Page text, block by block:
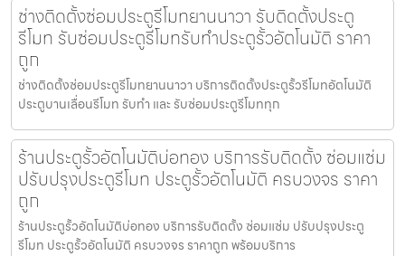
ช่างติดตั้งซ่อมประตูรีโมทยานนาวา รับติดตั้งประตู
รีโมท รับซ่อมประตูรีโมทรับทำประตูรั้วอัตโนมัติ ราคา
ถูก
ช่างติดตั้งซ่อมประตูรีโมทยานนาวา บริการติดตั้งประตูรั้วรีโมทอัตโนมัติ
ประตูบานเลื่อนรีโมท รับทำ และ รับซ่อมประตูรีโมททุก
ร้านประตูรั้วอัตโนมัติบ่อทอง บริการรับติดตั้ง ซ่อมแซ่ม
ปรับปรุงประตูรีโมท ประตูรั้วอัตโนมัติ ครบวงจร ราคา
ถูก
ร้านประตูรั้วอัตโนมัติบ่อทอง บริการรับติดตั้ง ซ่อมแซ่ม ปรับปรุงประตู
รีโมท ประตูรั้วอัตโนมัติ ครบวงจร ราคาถูก พร้อมบริการ